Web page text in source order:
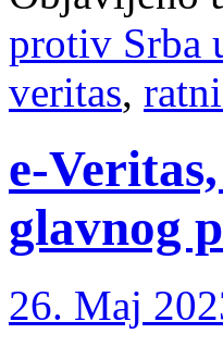
protiv Srba
veritas,
e-
glavnog
26. Maj